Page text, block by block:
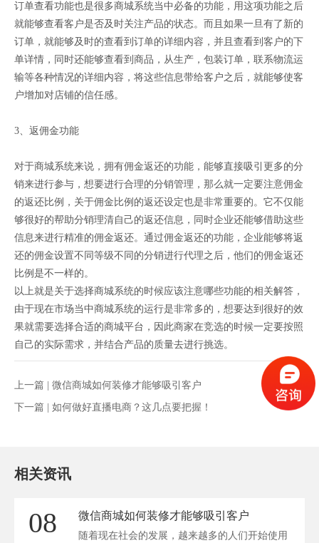
订单查看功能也是很多商城系统当中必备的功能，用这项功能之后
就能够查看客户是否及时关注产品的状态。而且如果一旦有了新的
订单，就能够及时的查看到订单的详细内容，并且查看到客户的下
单详情，同时还能够查看到商品，从生产，包装订单，联系物流运
输等各种情况的详细内容，将这些信息带给客户之后，就能够使客
户增加对店铺的信任感。
3、返佣金功能
对于商城系统来说，拥有佣金返还的功能，能够直接吸引更多的分
销来进行参与，想要进行合理的分销管理，那么就一定要注意佣金
的返还比例，关于佣金比例的返还设定也是非常重要的。它不仅能
够很好的帮助分销理清自己的返还信息，同时企业还能够借助这些
信息来进行精准的佣金返还。通过佣金返还的功能，企业能够将返
还的佣金设置不同等级不同的分销进行代理之后，他们的佣金返还
比例是不一样的。
以上就是关于选择商城系统的时候应该注意哪些功能的相关解答，
由于现在市场当中商城系统的运行是非常多的，想要达到很好的效
果就需要选择合适的商城平台，因此商家在竞选的时候一定要按照
自己的实际需求，并结合产品的质量去进行挑选。
上一篇 | 微信商城如何装修才能够吸引客户
下一篇 | 如何做好直播电商？这几点要把握！
相关资讯
08 微信商城如何装修才能够吸引客户
随着现在社会的发展，越来越多的人们开始使用